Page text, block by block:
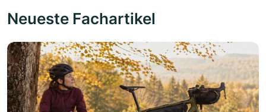
Neueste Fachartikel